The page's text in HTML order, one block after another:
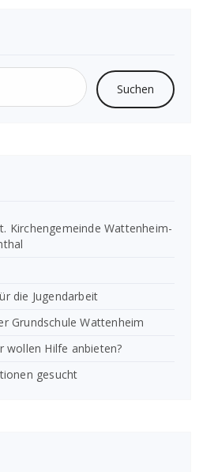
Kirchengemeinde Wattenheim-
die Jugendarbeit
Grundschule Wattenheim
wollen Hilfe anbieten?
gesucht